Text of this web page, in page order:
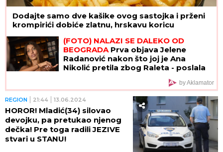
Dodajte samo dve kašike ovog sastojka i prženi
krompirići dobiće zlatnu, hrskavu koricu
(FOTO) NALAZI SE DALEKO OD
BEOGRADA Prva objava Jelene
Radanović nakon što joj je Ana
Nikolić pretila zbog Raleta - poslala
by Aklamator
REGION 21:44 13.06.2024
HOROR! Mladić(34) silovao
devojku, pa pretukao njenog
dečka! Pre toga radili JEZIVE
stvari u STANU!